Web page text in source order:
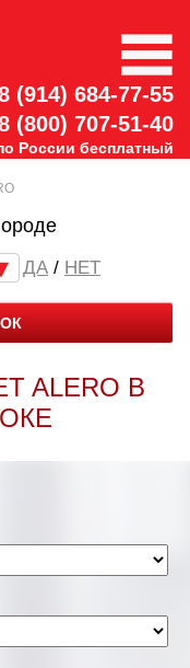
(914) 684-77-55
(800) 707-51-40
России бесплатный
/ НЕТ
ALERO В